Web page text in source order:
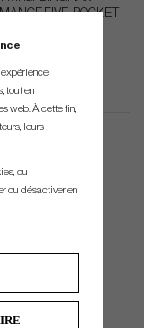
FIVE-POCKET
expérience
tout en
web. À cette fin,
leurs
ou
ou désactiver en